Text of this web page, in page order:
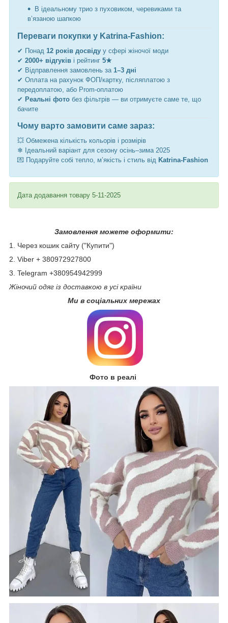
В ідеальному трио з пуховиком, черевиками та
в’язаною шапкою
Переваги покупки у Katrina-Fashion:
✔ Понад 12 років досвіду у сфері жіночої моди
✔ 2000+ відгуків і рейтинг 5★
✔ Відправлення замовлень за 1–3 дні
✔ Оплата на рахунок ФОП/картку, післяплатою з
передоплатою, або Prom-оплатою
✔ Реальні фото без фільтрів — ви отримуєте саме те, що
бачите
Чому варто замовити саме зараз:
💥 Обмежена кількість кольорів і розмірів
❄ Ідеальний варіант для сезону осінь–зима 2025
💌 Подаруйте собі тепло, м’якість і стиль від Katrina-Fashion
Дата додавання товару 5-11-2025
Замовлення можете оформити:
1. Через кошик сайту ("Купити")
2. Viber + 380972927800
3. Telegram +380954942999
Жіночий одяг із доставкою в усі країни
Ми в соціальних мережах
Фото в реалі